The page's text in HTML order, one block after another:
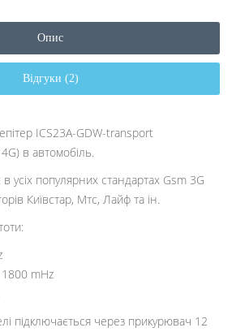
Опис
Відгуки (2)
ICS23А-GDW-transport
в автомобіль.
усіх популярних стандартах Gsm 3G
Київстар, Мтс, Лайф та ін.
mHz
підключається через прикурювач 12